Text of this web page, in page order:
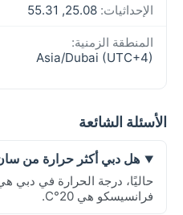
الإحداثيات:
المنطقة الزمنية:
Asia/Dubai (UTC+4)
الأسئلة الشائعة
هل دبي أكثر حرارة من
فرانسيسكو هي 20°C.